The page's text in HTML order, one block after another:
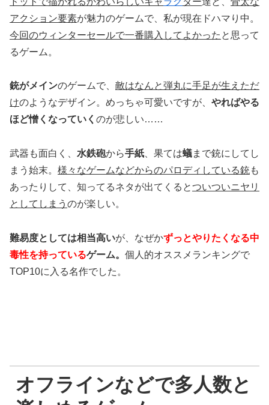
アクション要素が魅力のゲームで、私が現在ドハマり中。
今回のウィンターセールで一番購入してよかった と思って
るゲーム。
銃がメインのゲームで、 敵はなんと弾丸に手足が生えただ
けのようなデザイン。めっちゃ可愛いですが、 やればやる
ほど憎くなっていく のが悲しい……
武器も面白く、 水鉄砲から手紙 、果ては蟻まで銃にしてし
まう始末。 様々なゲームなどからのパロディしている銃も
あったりして、知ってるネタが出てくるとついついニヤリ
としてしまう のが楽しい。
難易度としては相当高いが、なぜかずっとやりたくなる中
毒性を持っているゲーム。 個人的オススメランキングで
TOP10に入る名作でした。
オフラインなどで多人数と